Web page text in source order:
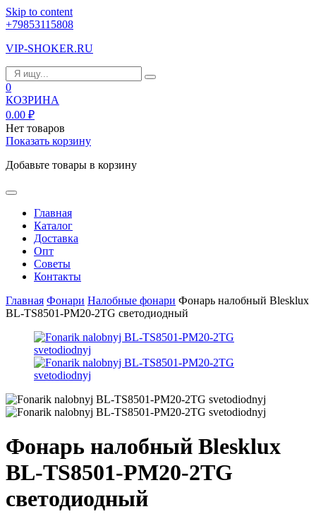
Skip to content
+79853115808
VIP-SHOKER.RU
0
КОЗРИНА
0.00 ₽
Нет товаров
Показать корзину
Добавьте товары в корзину
Главная
Каталог
Доставка
Опт
Советы
Контакты
Главная Фонари Налобные фонари Фонарь налобный Blesklux
BL-TS8501-PM20-2TG светодиодный
Фонарь налобный Blesklux
BL-TS8501-PM20-2TG
светодиодный